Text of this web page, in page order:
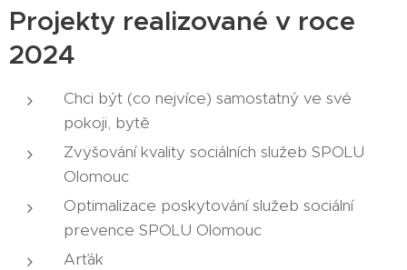
Projekty realizované v roce
2024
Chci být (co nejvíce) samostatný ve své
pokoji, bytě
Zvyšování kvality sociálních služeb SPOLU
Olomouc
Optimalizace poskytování služeb sociální
prevence SPOLU Olomouc
Arťák